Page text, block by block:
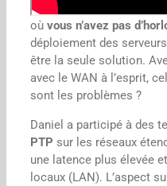
que pour la plupart des
où vous n’avez pas
déploiement des
être la seule solution.
avec le WAN à l’esprit,
sont les problèmes ?
Daniel a participé à des
PTP sur les réseaux
une latence plus élevée
locaux (LAN). L’aspect